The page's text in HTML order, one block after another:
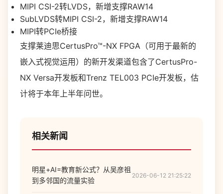
MIPI CSI-2转LVDS，新增支撑RAW14
SubLVDS转MIPI CSI-2，新增支撑RAW14
MIPI转PCIe桥接
支撑莱迪思CertusPro™-NX FPGA（可用于最新的
嵌入式视觉运用）的新开发渠道包含了CertusPro-
NX Versa开发板和Trenz TEL003 PCIe开发板，估
计将于本年上半年问世。
相关新闻
明星+AI=教育新公式？从吴彦祖
到多邻国的流量实验
2026-06-12 21:25:22